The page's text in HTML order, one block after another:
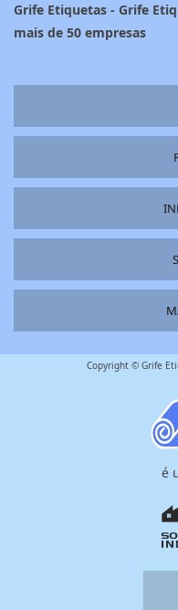
Grife Etiquetas - Grife
mais de 50 empresas
Copyright © Grife
é